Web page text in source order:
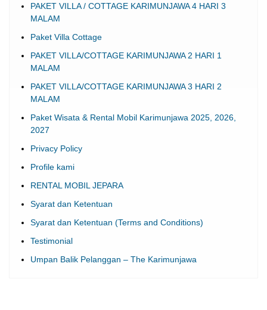
PAKET VILLA / COTTAGE KARIMUNJAWA 4 HARI 3
MALAM
Paket Villa Cottage
PAKET VILLA/COTTAGE KARIMUNJAWA 2 HARI 1
MALAM
PAKET VILLA/COTTAGE KARIMUNJAWA 3 HARI 2
MALAM
Paket Wisata & Rental Mobil Karimunjawa 2025, 2026,
2027
Privacy Policy
Profile kami
RENTAL MOBIL JEPARA
Syarat dan Ketentuan
Syarat dan Ketentuan (Terms and Conditions)
Testimonial
Umpan Balik Pelanggan – The Karimunjawa